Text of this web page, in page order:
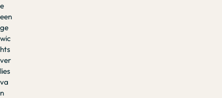
e
een
ge
wic
hts
ver
lies
va
n